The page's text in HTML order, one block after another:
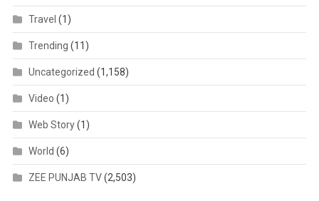
Travel (1)
Trending (11)
Uncategorized (1,158)
Video (1)
Web Story(1)
World (6)
ZEE PUNJAB TV(2,503)